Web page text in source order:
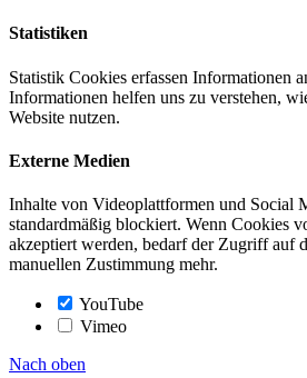
Statistiken
Statistik Cookies erfassen Informationen
Informationen helfen uns zu verstehen,
Website nutzen.
Externe Medien
Inhalte von Videoplattformen und Social
standardmäßig blockiert. Wenn Cookies
akzeptiert werden, bedarf der Zugriff auf
manuellen Zustimmung mehr.
YouTube
Vimeo
Nach oben